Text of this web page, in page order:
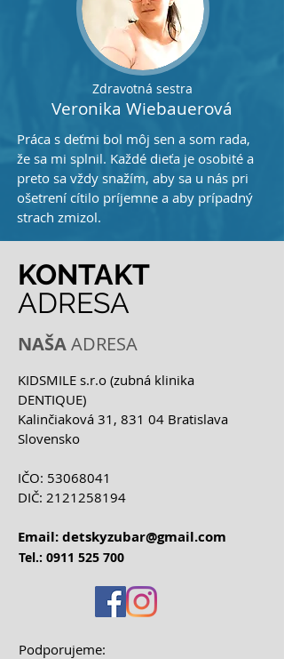
Zdravotná sestra
Veronika Wiebauerová
Práca s deťmi bol môj sen a som rada,
že sa mi splnil. Každé dieťa je osobité a
preto sa vždy snažím, aby sa u nás pri
ošetrení cítilo príjemne a aby prípadný
strach zmizol.
KONTAKT
ADRESA
NAŠAADRESA
KIDSMILE s.r.o (zubná klinika
DENTIQUE)
Kalinčiaková 31, 831 04 Bratislava
Slovensko
IČO: 53068041
DIČ: 2121258194
Email:detskyzubar@gmail.com
Tel.: 0911 525 700
Podporujeme: